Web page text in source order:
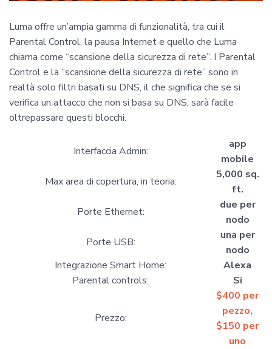
Luma offre un’ampia gamma di funzionalità, tra cui il
Parental Control, la pausa Internet e quello che Luma
chiama come “scansione della sicurezza di rete”. I Parental
Control e la “scansione della sicurezza di rete” sono in
realtà solo filtri basati su DNS, il che significa che se si
verifica un attacco che non si basa su DNS, sarà facile
oltrepassare questi blocchi.
Interfaccia Admin:
app
mobile
Max area di copertura, in teoria:
5,000 sq.
ft.
Porte Ethernet:
due per
nodo
Porte USB:
una per
nodo
Integrazione Smart Home:
Alexa
Parental controls:
Si
Prezzo:
$400 per
pezzo,
$150 per
uno